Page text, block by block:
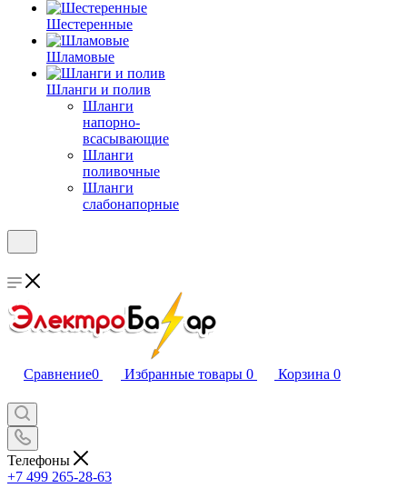
Шестеренные
Шламовые
Шланги и полив
Шланги
напорно-
всасывающие
Шланги
поливочные
Шланги
слабонапорные
Сравнение0 Избранные товары 0 Корзина 0
Телефоны
+7 499 265-28-63